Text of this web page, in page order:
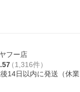
フー店
（1,316件）
14日以内に発送（休業